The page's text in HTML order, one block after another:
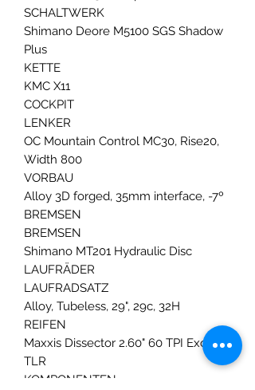
SCHALTWERK
Shimano Deore M5100 SGS Shadow
Plus
KETTE
KMC X11
COCKPIT
LENKER
OC Mountain Control MC30, Rise20,
Width 800
VORBAU
Alloy 3D forged, 35mm interface, -7º
BREMSEN
BREMSEN
Shimano MT201 Hydraulic Disc
LAUFRÄDER
LAUFRADSATZ
Alloy, Tubeless, 29", 29c, 32H
REIFEN
Maxxis Dissector 2.60" 60 TPI Exo
TLR
KOMPONENTEN